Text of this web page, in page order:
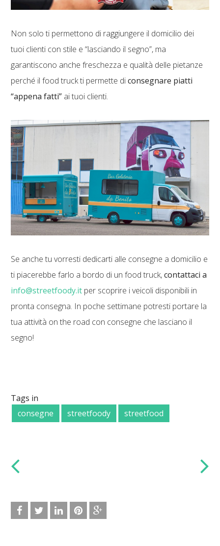
Non solo ti permettono di raggiungere il domicilio dei
tuoi clienti con stile e “lasciando il segno”, ma
garantiscono anche freschezza e qualità delle pietanze
perché il food truck ti permette diconsegnare piatti
“appena fatti” ai tuoi clienti.
Se anche tu vorresti dedicarti alle consegne a domicilio e
ti piacerebbe farlo a bordo di un food truck,contattaci a
info@streetfoody.it per scoprire i veicoli disponibili in
pronta consegna. In poche settimane potresti portare la
tua attività on the road con consegne che lasciano il
segno!
Tags in
consegne
streetfoody streetfood